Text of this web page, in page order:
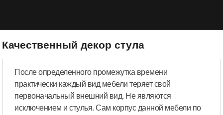
Качественный декор стула
После определенного промежутка времени
практически каждый вид мебели теряет свой
первоначальный внешний вид. Не являются
исключением и стулья. Сам корпус данной мебели по